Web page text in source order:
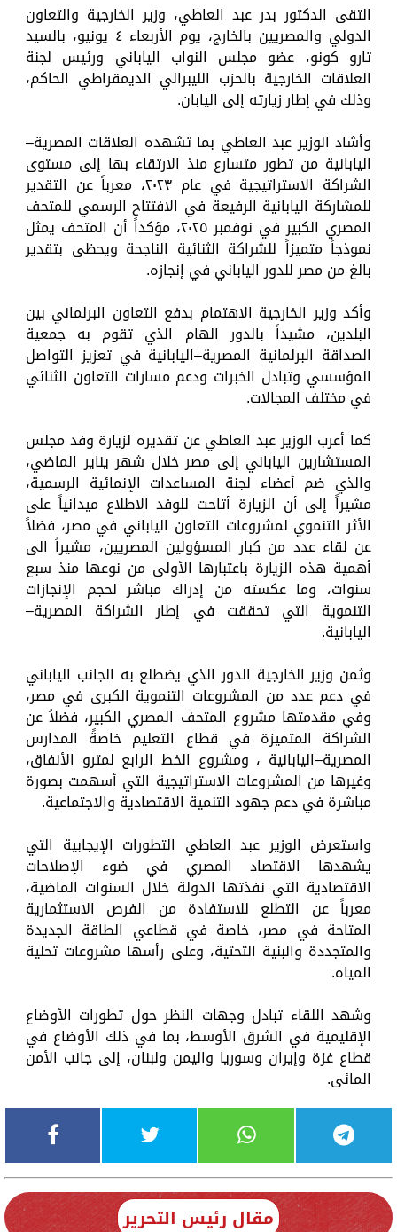
التقى الدكتور بدر عبد العاطي، وزير الخارجية والتعاون
الدولي والمصريين بالخارج، يوم الأربعاء ٤ يونيو، بالسيد
تارو كونو، عضو مجلس النواب الياباني ورئيس لجنة
العلاقات الخارجية بالحزب الليبرالي الديمقراطي الحاكم،
وذلك في إطار زيارته إلى اليابان.
وأشاد الوزير عبد العاطي بما تشهده العلاقات المصرية–
اليابانية من تطور متسارع منذ الارتقاء بها إلى مستوى
الشراكة الاستراتيجية في عام ٢٠٢٣، معرباً عن التقدير
للمشاركة اليابانية الرفيعة في الافتتاح الرسمي للمتحف
المصري الكبير في نوفمبر ٢٠٢٥، مؤكداً أن المتحف يمثل
نموذجاً متميزاً للشراكة الثنائية الناجحة ويحظى بتقدير
بالغ من مصر للدور الياباني في إنجازه.
وأكد وزير الخارجية الاهتمام بدفع التعاون البرلماني بين
البلدين، مشيداً بالدور الهام الذي تقوم به جمعية
الصداقة البرلمانية المصرية–اليابانية في تعزيز التواصل
المؤسسي وتبادل الخبرات ودعم مسارات التعاون الثنائي
في مختلف المجالات.
كما أعرب الوزير عبد العاطي عن تقديره لزيارة وفد مجلس
المستشارين الياباني إلى مصر خلال شهر يناير الماضي،
والذي ضم أعضاء لجنة المساعدات الإنمائية الرسمية،
مشيراً إلى أن الزيارة أتاحت للوفد الاطلاع ميدانياً على
الأثر التنموي لمشروعات التعاون الياباني في مصر، فضلاً
عن لقاء عدد من كبار المسؤولين المصريين، مشيراً الى
أهمية هذه الزيارة باعتبارها الأولى من نوعها منذ سبع
سنوات، وما عكسته من إدراك مباشر لحجم الإنجازات
التنموية التي تحققت في إطار الشراكة المصرية–
اليابانية.
وثمن وزير الخارجية الدور الذي يضطلع به الجانب الياباني
في دعم عدد من المشروعات التنموية الكبرى في مصر،
وفي مقدمتها مشروع المتحف المصري الكبير، فضلاً عن
الشراكة المتميزة في قطاع التعليم خاصةً المدارس
المصرية–اليابانية ، ومشروع الخط الرابع لمترو الأنفاق،
وغيرها من المشروعات الاستراتيجية التي أسهمت بصورة
مباشرة في دعم جهود التنمية الاقتصادية والاجتماعية.
واستعرض الوزير عبد العاطي التطورات الإيجابية التي
يشهدها الاقتصاد المصري في ضوء الإصلاحات
الاقتصادية التي نفذتها الدولة خلال السنوات الماضية،
معرباً عن التطلع للاستفادة من الفرص الاستثمارية
المتاحة في مصر، خاصة في قطاعي الطاقة الجديدة
والمتجددة والبنية التحتية، وعلى رأسها مشروعات تحلية
المياه.
وشهد اللقاء تبادل وجهات النظر حول تطورات الأوضاع
الإقليمية في الشرق الأوسط، بما في ذلك الأوضاع في
قطاع غزة وإيران وسوريا واليمن ولبنان، إلى جانب الأمن
المائى.
مقال رئيس التحرير